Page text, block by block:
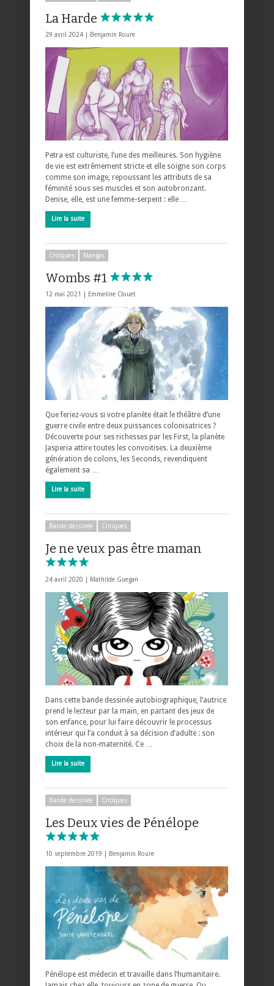
La Harde
29 avril 2024 | Benjamin Roure
Petra est culturiste, l’une des meilleures. Son hygiène
de vie est extrêmement stricte et elle soigne son corps
comme son image, repoussant les attributs de sa
féminité sous ses muscles et son autobronzant.
Denise, elle, est une femme-serpent : elle …
Lire la suite
Critiques Mangas
Wombs #1
12 mai 2021 | Emmeline Clouet
Que feriez-vous si votre planète était le théâtre d’une
guerre civile entre deux puissances colonisatrices ?
Découverte pour ses richesses par les First, la planète
Jasperia attire toutes les convoitises. La deuxième
génération de colons, les Seconds, revendiquent
également sa …
Lire la suite
Bande dessinée Critiques
Je ne veux pas être maman
24 avril 2020 | Mathilde Guegan
Dans cette bande dessinée autobiographique, l’autrice
prend le lecteur par la main, en partant des jeux de
son enfance, pour lui faire découvrir le processus
intérieur qui l’a conduit à sa décision d’adulte : son
choix de la non-maternité. Ce …
Lire la suite
Bande dessinée Critiques
Les Deux vies de Pénélope
10 septembre 2019 | Benjamin Roure
Pénélope est médecin et travaille dans l’humanitaire.